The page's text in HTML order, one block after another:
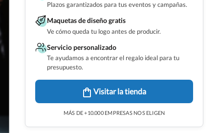
Plazos garantizados para tus eventos y campañas.
Maquetas de diseño gratis
Ve cómo queda tu logo antes de producir.
Servicio personalizado
Te ayudamos a encontrar el regalo ideal para tu
presupuesto.
Visitar la tienda
MÁS DE +10.000 EMPRESAS NOS ELIGEN